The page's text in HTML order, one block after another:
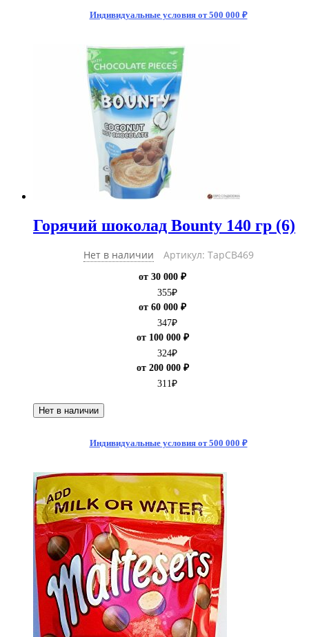
Индивидуальные условия от 500 000 ₽
Горячий шоколад Bounty 140 гр (6)
Нет в наличии Артикул: ТарCB469
от 30 000 ₽
355₽
от 60 000 ₽
347₽
от 100 000 ₽
324₽
от 200 000 ₽
311₽
Нет в наличии
Индивидуальные условия от 500 000 ₽